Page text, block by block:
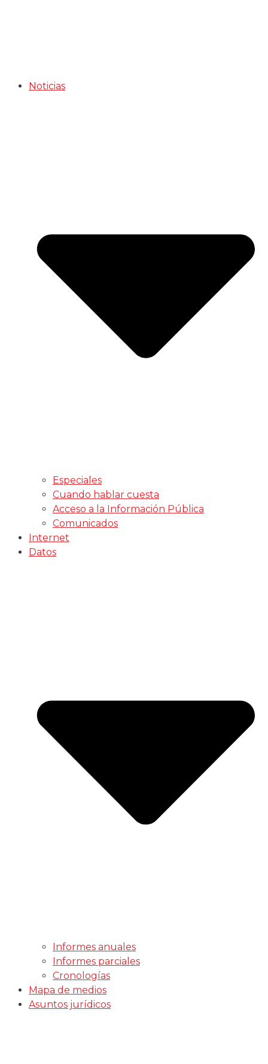
Noticias
Especiales
Cuando hablar cuesta
Acceso a la Información Pública
Comunicados
Internet
Datos
Informes anuales
Informes parciales
Cronologías
Mapa de medios
Asuntos jurídicos